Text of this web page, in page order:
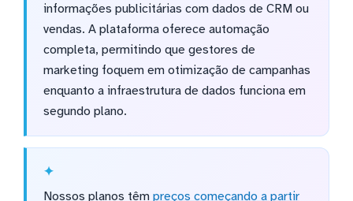
informações publicitárias com dados de CRM ou
vendas. A plataforma oferece automação
completa, permitindo que gestores de
marketing foquem em otimização de campanhas
enquanto a infraestrutura de dados funciona em
segundo plano.
Nossos planos têm preços começando a partir